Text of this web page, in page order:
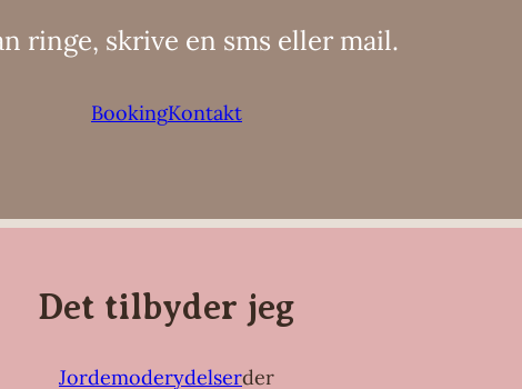
ringe, skrive en sms eller mail.
BookingKontakt
Det tilbyder jeg
Jordemoderydelserder